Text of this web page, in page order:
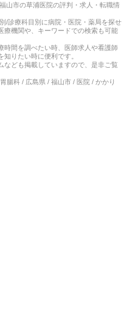
福山市の草浦医院の評判・求人・転職情
/診療科目別に病院・医院・薬局を探せ
療機関や、キーワードでの検索も可能
時間を調べたい時、医師求人や看護師
りたい時に便利です。
なども掲載していますので、是非ご覧
腸科 / 広島県 / 福山市 / 医院 / かかり